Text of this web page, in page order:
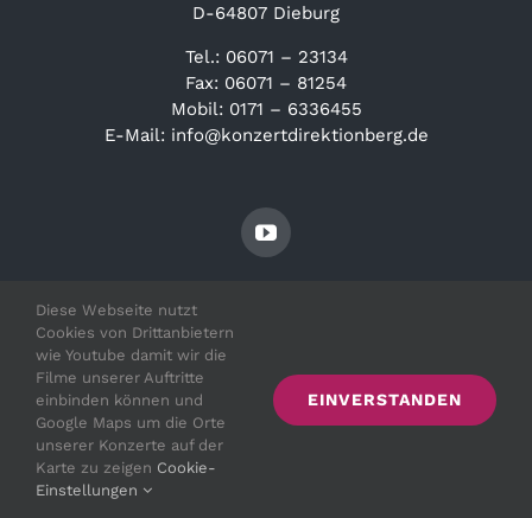
D-64807 Dieburg
Tel.: 06071 – 23134
Fax: 06071 – 81254
Mobil: 0171 – 6336455
E-Mail: info@konzertdirektionberg.de
© Copyright 2021 - 2026 | Irith Gabriely |
Diese Webseite nutzt
Cookies von Drittanbietern
wie Youtube damit wir die
Filme unserer Auftritte
einbinden können und
Google Maps um die Orte
unserer Konzerte auf der
Karte zu zeigen Cookie-
Einstellungen
EINVERSTANDEN